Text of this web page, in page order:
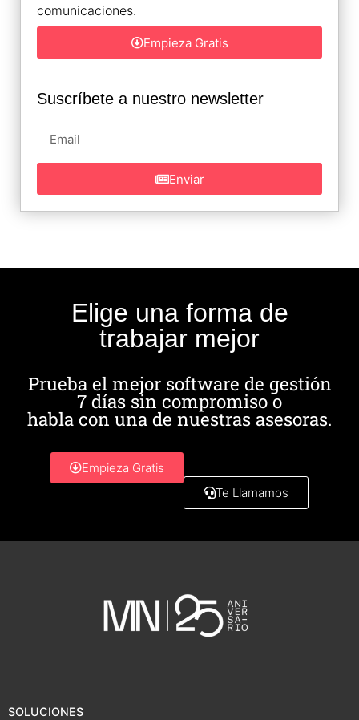
comunicaciones.
Empieza Gratis
Suscríbete a nuestro newsletter
Enviar
Elige una forma de
trabajar mejor
Prueba el mejor software de gestión
7 días sin compromiso o
habla con una de nuestras asesoras.
Empieza Gratis
Te Llamamos
SOLUCIONES